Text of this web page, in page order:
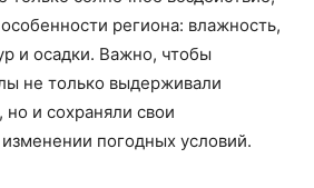
региона: влажность,
и осадки. Важно, чтобы
не только выдерживали
но и сохраняли свои
погодных условий.